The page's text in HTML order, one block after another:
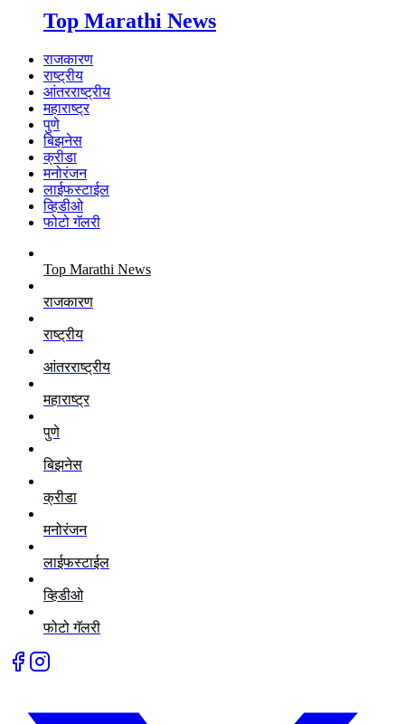
Top Marathi News
राजकारण
राष्ट्रीय
आंतरराष्ट्रीय
महाराष्ट्र
पुणे
बिझनेस
क्रीडा
मनोरंजन
लाईफस्टाईल
व्हिडीओ
फोटो गॅलरी
Top Marathi News
राजकारण
राष्ट्रीय
आंतरराष्ट्रीय
महाराष्ट्र
पुणे
बिझनेस
क्रीडा
मनोरंजन
लाईफस्टाईल
व्हिडीओ
फोटो गॅलरी